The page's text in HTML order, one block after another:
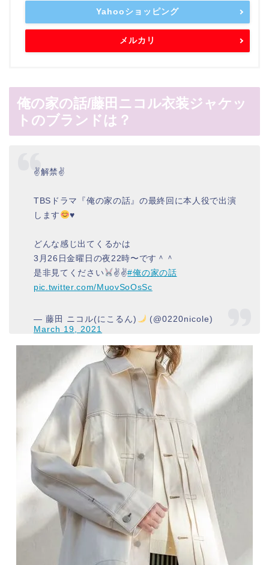
Yahooショッピング
メルカリ
俺の家の話/藤田ニコル衣装ジャケッ
トのブランドは？
✌️解禁✌️
TBSドラマ『俺の家の話』の最終回に本人役で出演
します
♥️
どんな感じ出てくるかは
3月26日金曜日の夜22時〜です＾＾
是非見てください
✌ ✌#俺の家の話
pic.twitter.com/MuovSoOsSc
— 藤田 ニコル(にこるん)
(@0220nicole)
March 19, 2021